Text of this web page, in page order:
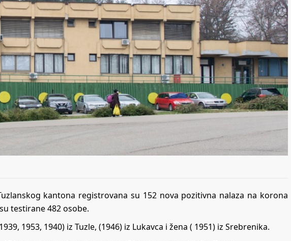
kantona registrovana su 152 nova pozitivna nalaza na korona
testirane 482 osobe.
1953, 1940) iz Tuzle, (1946) iz Lukavca i žena ( 1951) iz Srebrenika.